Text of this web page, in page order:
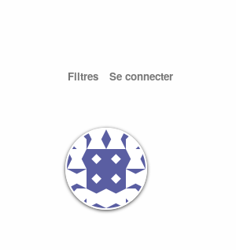
Filtres Se connecter